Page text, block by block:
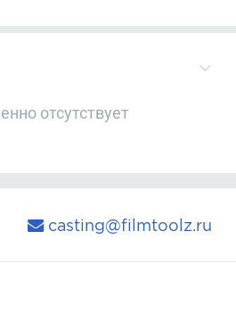
отсутствует
casting@filmtoolz.ru